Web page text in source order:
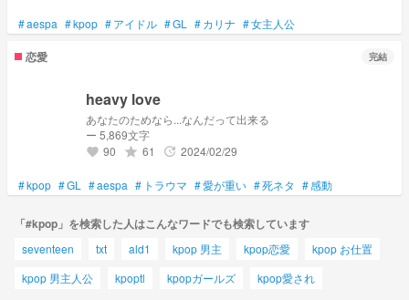
#aespa #kpop #アイドル #GL #カリナ #女主人公
恋愛 完結
heavy love
あなたのためなら...なんだって出来る
ー 5,869文字
favorite 90 grade 61 update 2024/02/29
#kpop #GL #aespa # トラウマ #愛が重い #死ネタ #感動
「#kpop」を検索した人はこんなワードでも検索しています
seventeen txt ald1 kpop 男主 kpop恋愛
kpop お仕置
kpop 男主人公
kpoptl kpopガールズ kpop愛され